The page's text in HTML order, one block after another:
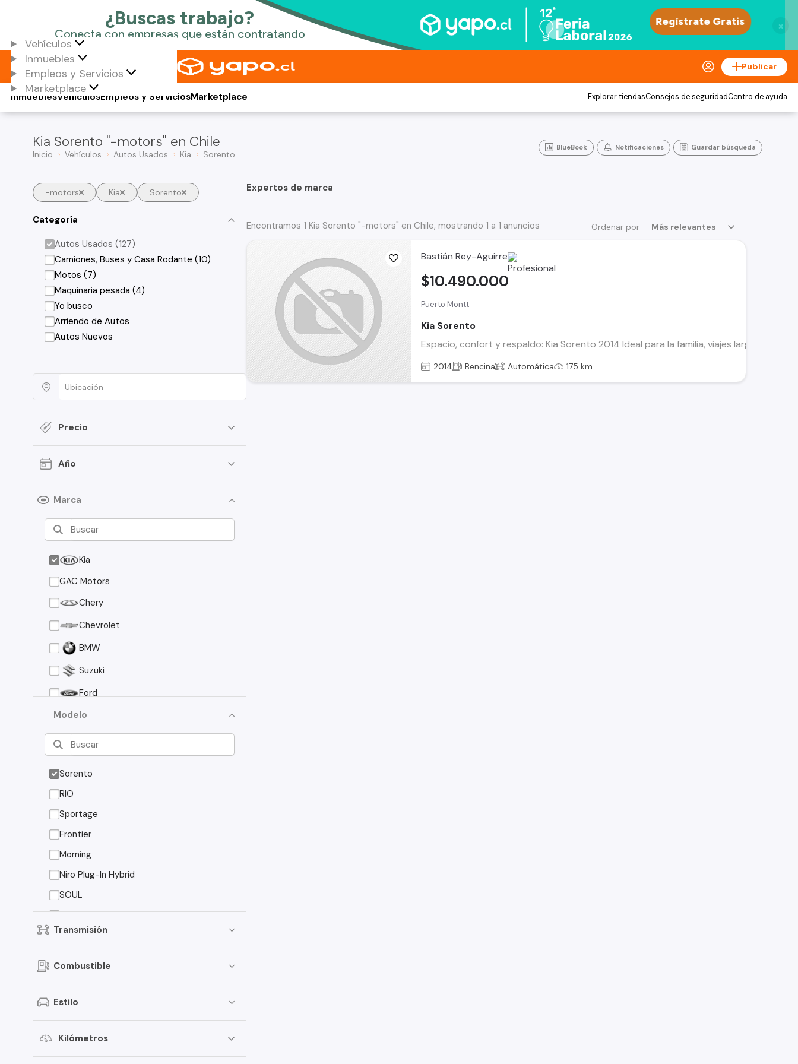
×
Vehículos
Inmuebles
Empleos y Servicios
Marketplace
Publicar
Vehículos
Inmuebles Empleos y ServiciosMarketplace Explorar tiendasConsejos de seguridadCentro de ayuda
Kia Sorento "-motors" en Chile
Inicio Vehículos Autos Usados Kia Sorento
BlueBook Notificaciones Guardar búsqueda
-motors Kia Sorento
Categoría
Autos Usados (127)
Camiones, Buses y Casa Rodante (10)
Motos (7)
Maquinaria pesada (4)
Yo busco
Arriendo de Autos
Autos Nuevos
Precio
Año
Marca
Kia
GAC Motors
Chery
Chevrolet
BMW
Suzuki
Ford
Asia Motors
Mazda
Volkswagen
Dongfeng
Jeep
Mitsubishi
Audi
Haval
Honda
Modelo
Sorento
RIO
Sportage
Frontier
Morning
Niro Plug-In Hybrid
SOUL
Sorento EX
Transmisión
Combustible
Estilo
Kilómetros
Expertos de marca
Ordenar por Más relevantes
Encontramos 1 Kia Sorento "-motors" en Chile, mostrando 1 a 1 anuncios
Bastián Rey-Aguirre
Puerto Montt
Kia Sorento
Espacio, confort y respaldo: Kia Sorento 2014 Ideal para la familia, viajes largos o la
$10.490.000
2014 Bencina Automática 175 km